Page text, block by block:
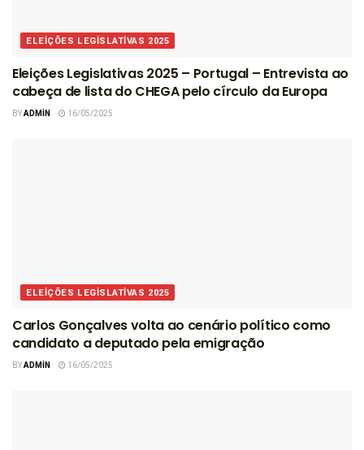
ELEIÇÕES LEGISLATIVAS 2025
Eleições Legislativas 2025 – Portugal – Entrevista ao
cabeça de lista do CHEGA pelo círculo da Europa
BYADMIN 16/05/2025
ELEIÇÕES LEGISLATIVAS 2025
Carlos Gonçalves volta ao cenário político como
candidato a deputado pela emigração
BYADMIN 16/05/2025